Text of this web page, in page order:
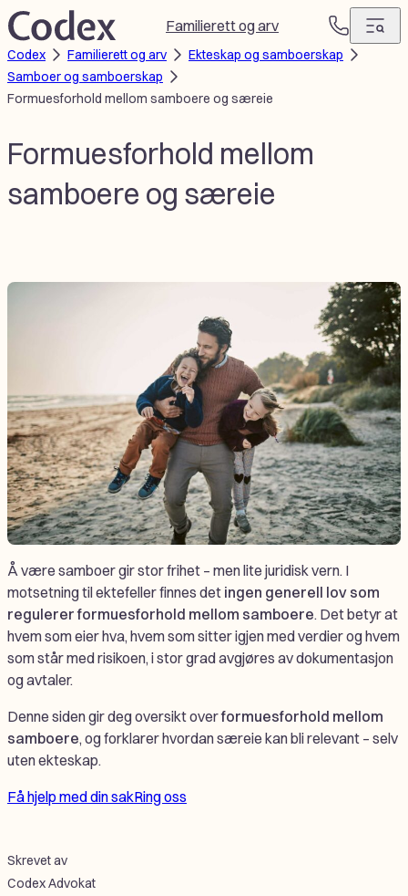
Hopp
til
innhold
Familierett og arv
T
e
Codex Familierett og arv
Ekteskap og samboerskap
Samboer og samboerskap
Formuesforhold mellom samboere og særeie
Formuesforhold mellom
samboere og særeie
Å være samboer gir stor frihet – men lite juridisk vern. I
motsetning til ektefeller finnes det ingen generell lov som
regulerer formuesforhold mellom samboere. Det betyr at
hvem som eier hva, hvem som sitter igjen med verdier og hvem
som står med risikoen, i stor grad avgjøres av dokumentasjon
og avtaler.
Denne siden gir deg oversikt overformuesforhold mellom
samboere, og forklarer hvordan særeie kan bli relevant – selv
uten ekteskap.
Få hjelp med din sakRing oss
Skrevet av
Codex Advokat